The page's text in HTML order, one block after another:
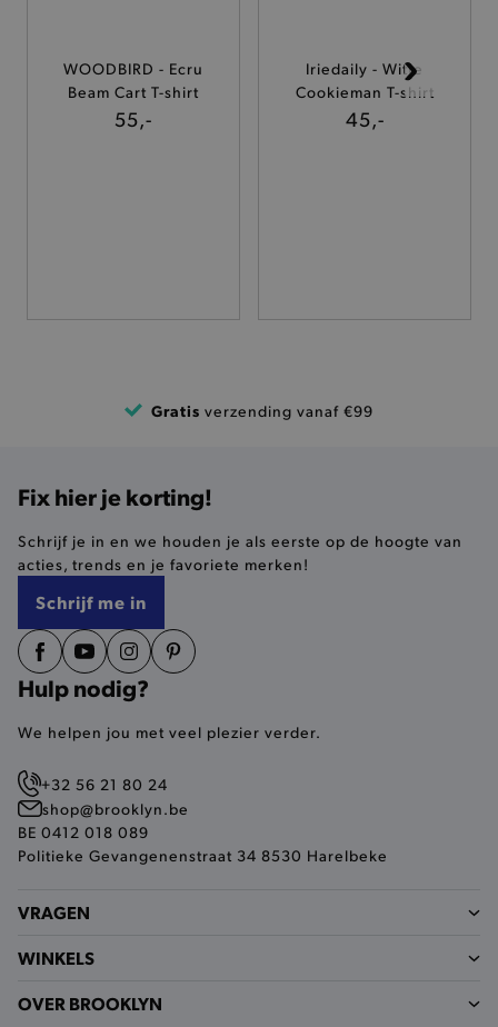
WOODBIRD - Ecru
Beam Cart T-shirt
55,-
Iriedaily - Witte
Cookieman T-shirt
45,-
Gratis verzending vanaf €99
Fix hier je korting!
Schrijf je in en we houden je als eerste op de hoogte van
acties, trends en je favoriete merken!
Schrijf me in
Hulp nodig?
We helpen jou met veel plezier verder.
+32 56 21 80 24
shop@brooklyn.be
BE 0412 018 089
Politieke Gevangenenstraat 34 8530 Harelbeke
VRAGEN
WINKELS
OVER BROOKLYN
TARGETING
smulervaring op de site en zorgen ervoor dat de
selected-val
pickupStoreVal